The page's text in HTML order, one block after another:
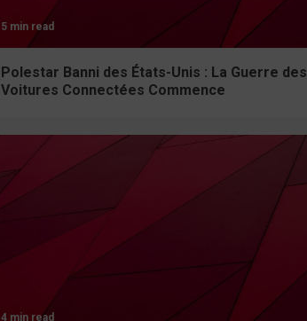
5 min read
Polestar Banni des États-Unis : La Guerre des
Voitures Connectées Commence
4 min read